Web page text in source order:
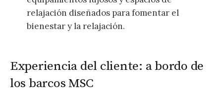
relajación diseñados para fomentar el
bienestar y la relajación.
Experiencia del cliente: a bordo de
los barcos MSC